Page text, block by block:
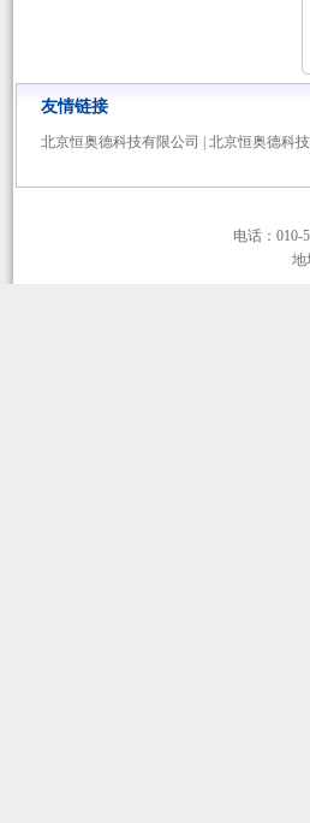
友情链接
北京恒奥德科技有限公司 | 北京恒奥德科
电话：010-
地